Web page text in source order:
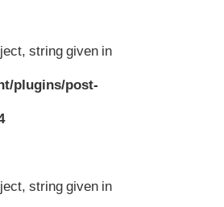
string given in
plugins/post-
string given in